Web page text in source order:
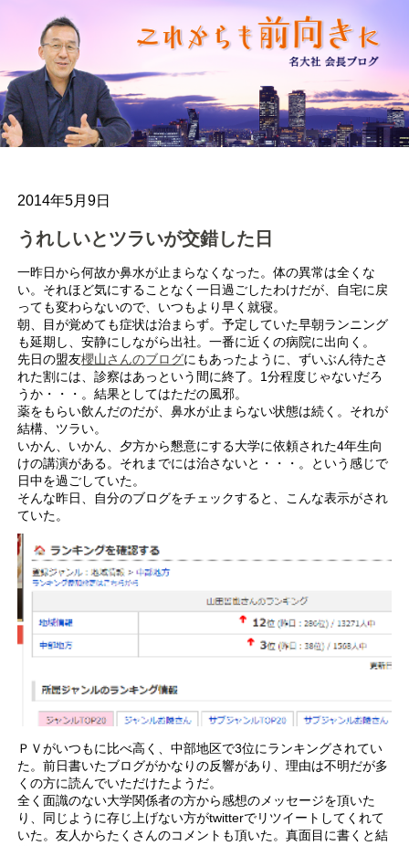
2014年5月9日
うれしいとツラいが交錯した日
一昨日から何故か鼻水が止まらなくなった。体の異常は全くな
い。それほど気にすることなく一日過ごしたわけだが、自宅に戻
っても変わらないので、いつもより早く就寝。
朝、目が覚めても症状は治まらず。予定していた早朝ランニング
も延期し、安静にしながら出社。一番に近くの病院に出向く。
先日の盟友櫻山さんのブログにもあったように、ずいぶん待たさ
れた割には、診察はあっという間に終了。1分程度じゃないだろ
うか・・・。結果としてはただの風邪。
薬をもらい飲んだのだが、鼻水が止まらない状態は続く。それが
結構、ツラい。
いかん、いかん、夕方から懇意にする大学に依頼された4年生向
けの講演がある。それまでには治さないと・・・。という感じで
日中を過ごしていた。
そんな昨日、自分のブログをチェックすると、こんな表示がされ
ていた。
ＰＶがいつもに比べ高く、中部地区で3位にランキングされてい
た。前日書いたブログがかなりの反響があり、理由は不明だが多
くの方に読んでいただけたようだ。
全く面識のない大学関係者の方から感想のメッセージを頂いた
り、同じように存じ上げない方がtwitterでリツイートしてくれて
いた。友人からたくさんのコメントも頂いた。真面目に書くと結